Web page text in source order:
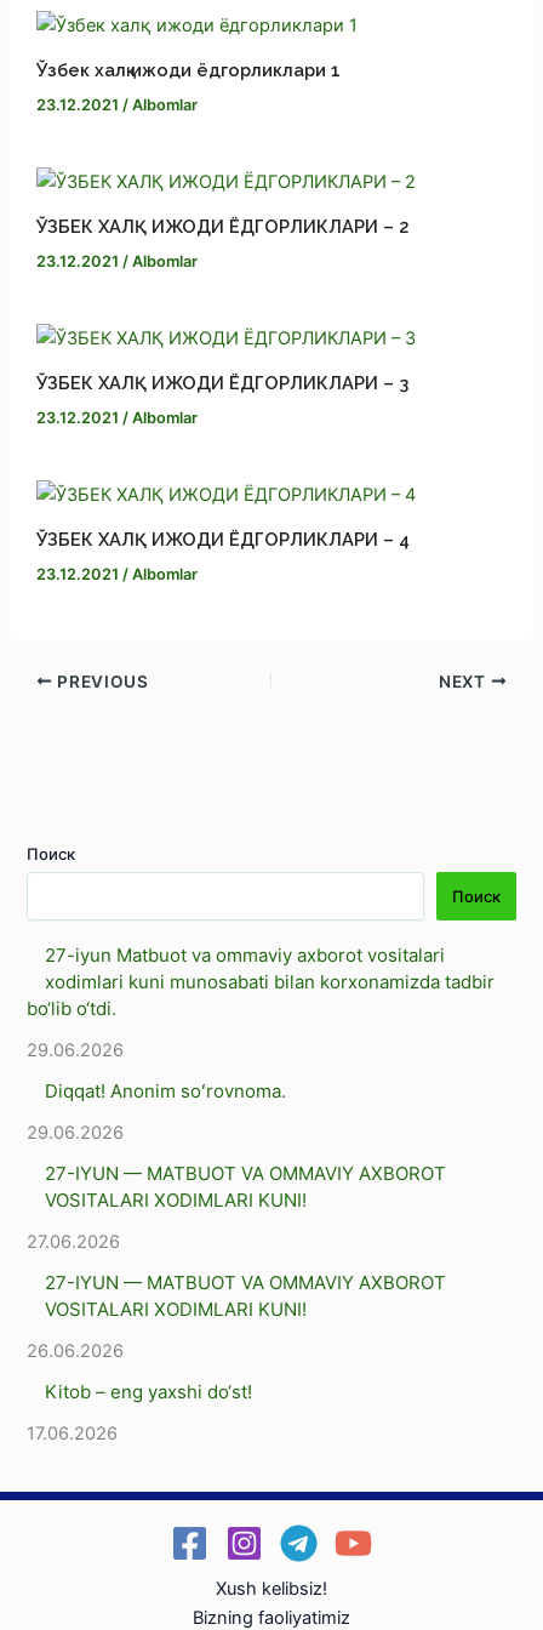
k
Ўзбек халқ ижоди ёдгорликлари 1
23.12.2021 / Albomlar
ЎЗБЕК ХАЛҚ ИЖОДИ ЁДГОРЛИКЛАРИ – 2
23.12.2021 / Albomlar
ЎЗБЕК ХАЛҚ ИЖОДИ ЁДГОРЛИКЛАРИ – 3
23.12.2021 / Albomlar
ЎЗБЕК ХАЛҚ ИЖОДИ ЁДГОРЛИКЛАРИ – 4
23.12.2021 / Albomlar
PREVIOUS NEXT
Поиск
Поиск
27-iyun Matbuot va ommaviy axborot vositalari
xodimlari kuni munosabati bilan korxonamizda tadbir
bo‘lib o‘tdi.
29.06.2026
Diqqat! Anonim soʻrovnoma.
29.06.2026
27-IYUN — MATBUOT VA OMMAVIY AXBOROT
VOSITALARI XODIMLARI KUNI!
27.06.2026
27-IYUN — MATBUOT VA OMMAVIY AXBOROT
VOSITALARI XODIMLARI KUNI!
26.06.2026
Kitob – eng yaxshi dо‘st!
17.06.2026
Xush kelibsiz!
Bizning faoliyatimiz